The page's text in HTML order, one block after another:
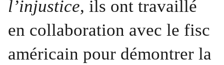
l’injustice, ils ont travaillé
en collaboration avec le fisc
américain pour démontrer la